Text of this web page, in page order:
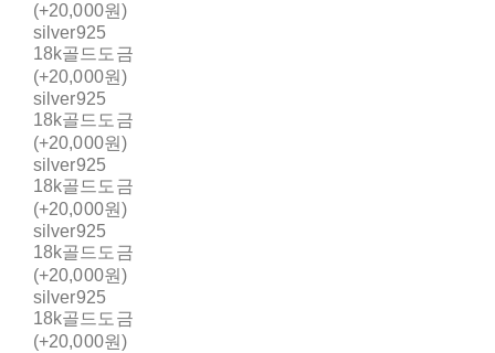
(+20,000원)
silver925
18k골드도금
(+20,000원)
silver925
18k골드도금
(+20,000원)
silver925
18k골드도금
(+20,000원)
silver925
18k골드도금
(+20,000원)
silver925
18k골드도금
(+20,000원)